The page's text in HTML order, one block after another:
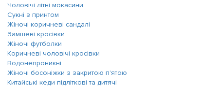
Чоловічі літні мокасини
Сукні з принтом
Жіночі коричневі сандалі
Замшеві кросівки
Жіночі футболки
Коричневі чоловічі кросівки
Водонепроникні
Жіночі босоніжки з закритою п'ятою
Китайські кеди підліткові та дитячі